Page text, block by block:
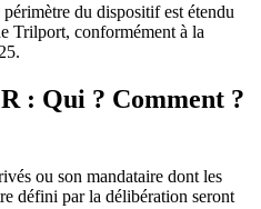
du dispositif est étendu
Trilport, conformément à la
: Qui ? Comment ?
ou son mandataire dont les
défini par la délibération seront